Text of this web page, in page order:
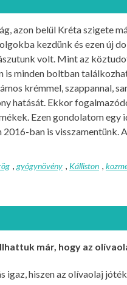
azon belül Kréta szigete
kezdünk és ezen új
volt. Mint az
is minden boltban
krémmel, szappannal,
hatását. Ekkor
Ezen gondolatom
2016-ban is
, gyógynövény , Kálliston ,
már, hogy az
igaz, hiszen az olívaolaj